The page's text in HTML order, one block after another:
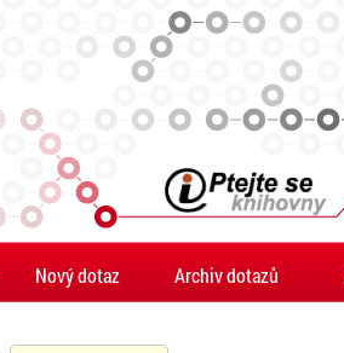
Nový dotaz Archiv dotazů